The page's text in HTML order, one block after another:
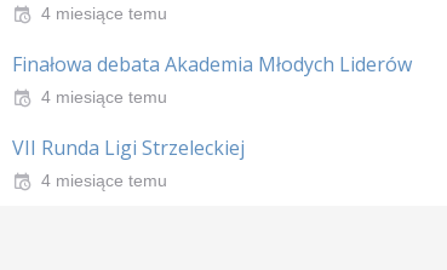
4 miesiące temu
Finałowa debata Akademia Młodych Liderów
4 miesiące temu
VII Runda Ligi Strzeleckiej
4 miesiące temu